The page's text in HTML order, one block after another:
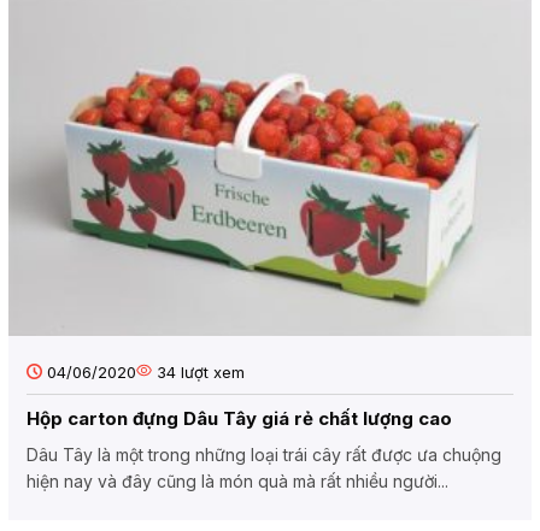
04/06/2020 34 lượt xem
Hộp carton đựng Dâu Tây giá rẻ chất lượng cao
Dâu Tây là một trong những loại trái cây rất được ưa chuộng
hiện nay và đây cũng là món quà mà rất nhiều người...